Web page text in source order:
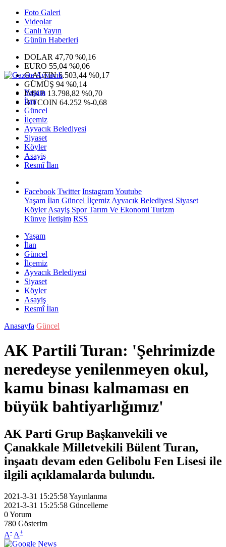
Foto Galeri
Videolar
Canlı Yayın
Günün Haberleri
DOLAR 47,70 %0,16
EURO 55,04 %0,06
G.ALTIN6.503,44 %0,17
GÜMÜŞ 94 %0,14
IMKB 13.798,82 %0,70
BITCOIN 64.252 %-0,68
Yaşam
İlan
Güncel
İlçemiz
Ayvacık Belediyesi
Siyaset
Köyler
Asayiş
Resmî İlan
Facebook Twitter InstagramYoutube
Yaşam İlan Güncel İlçemiz Ayvacık Belediyesi Siyaset
KöylerAsayiş SporTarım Ve Ekonomi Turizm
Künye İletişim RSS
Yaşam
İlan
Güncel
İlçemiz
Ayvacık Belediyesi
Siyaset
Köyler
Asayiş
Resmî İlan
Anasayfa Güncel
AK Partili Turan: 'Şehrimizde
neredeyse yenilenmeyen okul,
kamu binası kalmaması en
büyük bahtiyarlığımız'
AK Parti Grup Başkanvekili ve
Çanakkale Milletvekili Bülent Turan,
inşaatı devam eden Gelibolu Fen Lisesi ile
ilgili açıklamalarda bulundu.
2021-3-31 15:25:58Yayınlanma
2021-3-31 15:25:58 Güncelleme
0Yorum
780 Gösterim
A- A+